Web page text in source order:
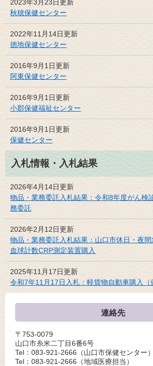
2023年3月23日更新
秋穂保健センター
2022年11月14日更新
徳地保健センター
2016年9月1日更新
阿東保健センター
2016年9月1日更新
小郡保健福祉センター
2016年9月1日更新
保健センター
入札情報・入札結果
2026年4月14日更新
物品・業務委託入札結果：令和8年度がん検
務委託
2026年2月12日更新
物品・業務委託入札結果：山口市休日・夜
血球計数CRP測定装置購入
2025年11月17日更新
令和7年11月17日入札：軽貨物自動車購入（
連絡先
〒753-0079
山口市糸米二丁目6番6号
Tel：083-921-2666 （山口市保健センター）
Tel：083-921-2666 （地域医療担当）